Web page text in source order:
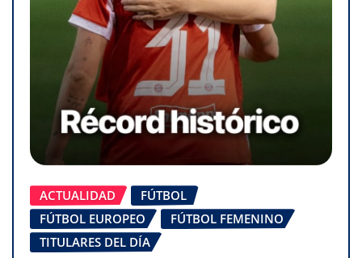
ACTUALIDAD
FÚTBOL
FÚTBOL EUROPEO
FÚTBOL FEMENINO
TITULARES DEL DÍA